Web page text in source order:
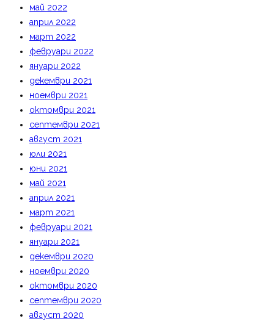
май 2022
април 2022
март 2022
февруари 2022
януари 2022
декември 2021
ноември 2021
октомври 2021
септември 2021
август 2021
юли 2021
юни 2021
май 2021
април 2021
март 2021
февруари 2021
януари 2021
декември 2020
ноември 2020
октомври 2020
септември 2020
август 2020